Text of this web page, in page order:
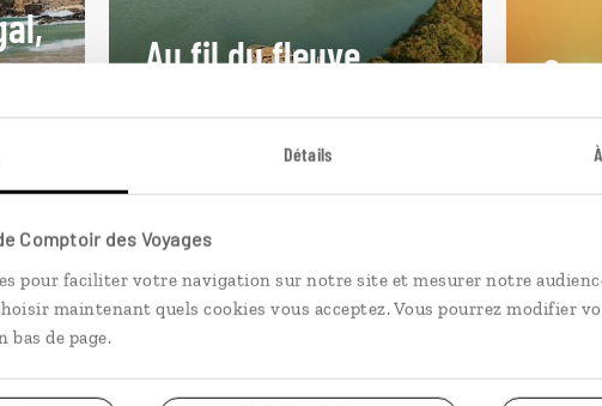
Détails
Comptoir des Voyages
pour faciliter votre navigation sur notre site et mesurer notre
maintenant quels cookies vous acceptez. Vous pourrez modifier
bas de page.
Au fil du fleuve
Croisière sur le fleuve Sénégal, de
9 jours / 7 nuits
Circuit